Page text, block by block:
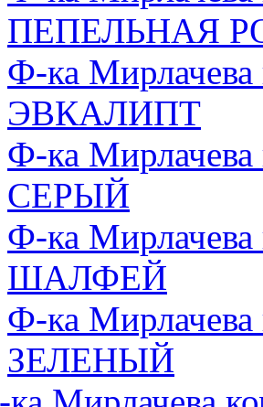
ПЕПЕЛЬНАЯ
Ф-ка
ЭВКАЛИПТ
Ф-ка
СЕРЫЙ
Ф-ка
ШАЛФЕЙ
Ф-ка
ЗЕЛЕНЫЙ